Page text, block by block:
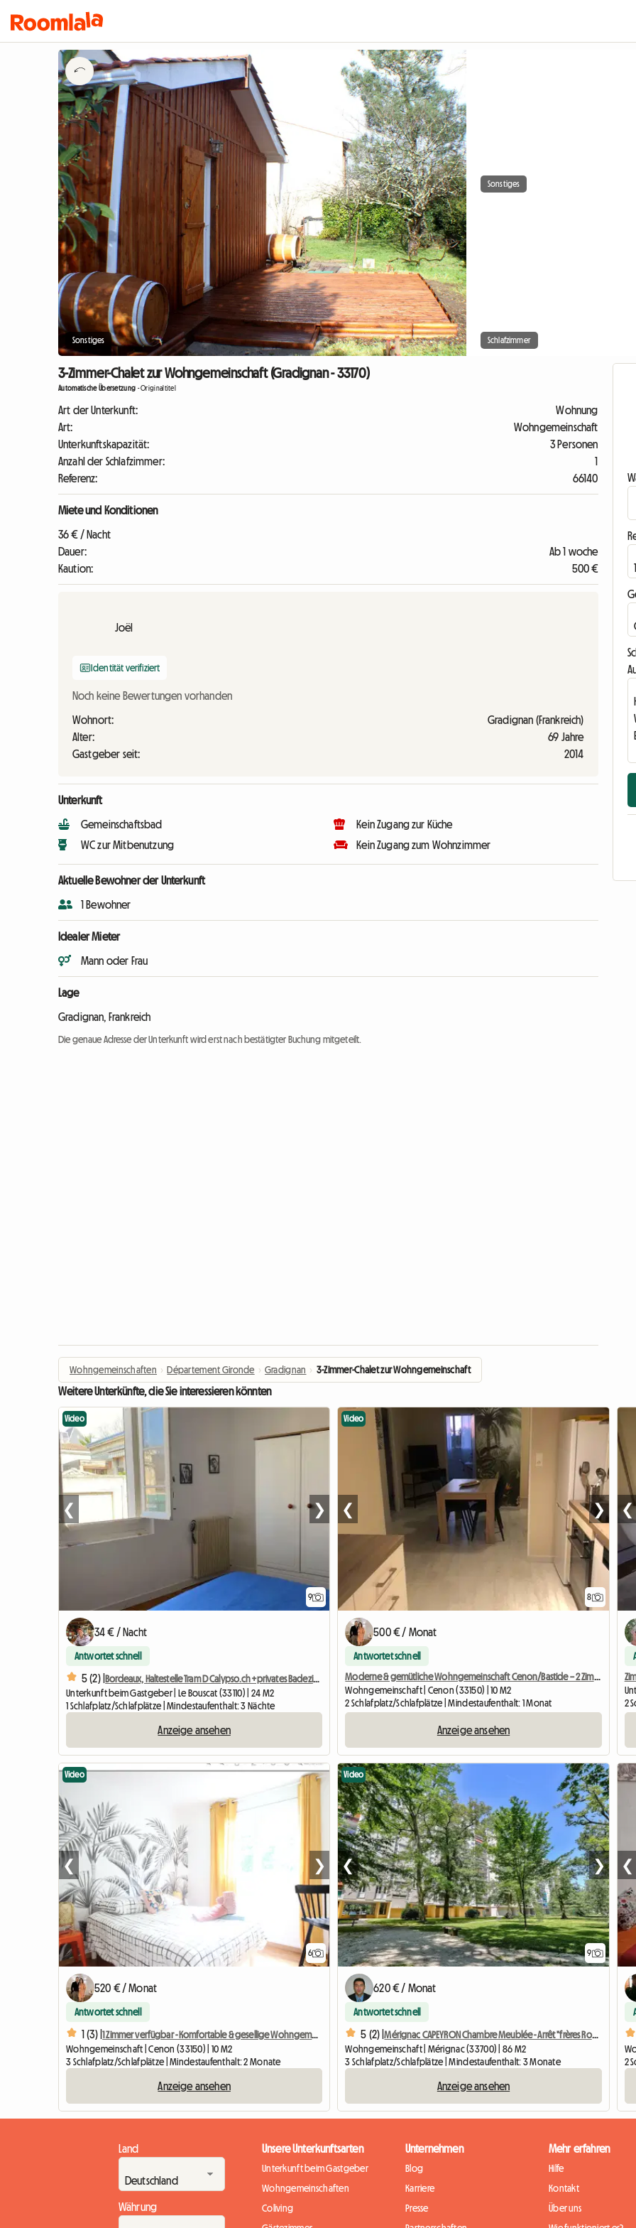
Sonstiges
Sonstiges
Schlafzimmer
3-Zimmer-Chalet zur Wohngemeinschaft (Gradignan - 33170)
Automatische Übersetzung -Originaltitel
Art der Unterkunft:
Wohnung
Art:
Wohngemeinschaft
Unterkunftskapazität:
3 Personen
Anzahl der Schlafzimmer:
1
Referenz:
66140
Miete und Konditionen
36 € / Nacht
Dauer:
Ab 1 woche
Kaution:
500 €
Joël
Identität verifiziert
Noch keine Bewertungen vorhanden
Wohnort:
Gradignan (Frankreich)
Alter:
69 Jahre
Gastgeber seit:
2014
Unterkunft
Gemeinschaftsbad
WC zur Mitbenutzung
Kein Zugang zur Küche
Kein Zugang zum Wohnzimmer
Aktuelle Bewohner der Unterkunft
1 Bewohner
Idealer Mieter
Mann oder Frau
Lage
Gradignan, Frankreich
Die genaue Adresse der Unterkunft wird erst nach bestätigter Buchung mitgeteilt.
Wohngemeinschaften › Département Gironde › Gradignan › 3-Zimmer-Chalet zur Wohngemeinschaft
Weitere Unterkünfte, die Sie interessieren könnten
9
Video
❮ ❯
34 € / Nacht
Antwortet schnell
5 (2) |
Bordeaux, Haltestelle Tram D Calypso.ch+privates Badezimmer+WC
Unterkunft beim Gastgeber | Le Bouscat (33110) | 24 M2
1 Schlafplatz/Schlafplätze | Mindestaufenthalt: 3 Nächte
Anzeige ansehen
8
Video
❮ ❯
500 € / Monat
Antwortet schnell
Moderne & gemütliche Wohngemeinschaft Cenon/Bastide – 2 Zimmer verfügbar
Wohngemeinschaft | Cenon (33150) | 10 M2
2 Schlafplatz/Schlafplätze | Mindestaufenthalt: 1 Monat
Anzeige ansehen
❮
2
6
Video
❮ ❯
520 € / Monat
Antwortet schnell
1 (3) |
1 Zimmer verfügbar - Komfortable & gesellige Wohngemeinschaft
Wohngemeinschaft | Cenon (33150) | 10 M2
3 Schlafplatz/Schlafplätze | Mindestaufenthalt: 2 Monate
Anzeige ansehen
9
Video
❮ ❯
620 € / Monat
Antwortet schnell
5 (2) |
Mérignac CAPEYRON Chambre Meublée - Arrêt "frères Robinson"
Wohngemeinschaft | Mérignac (33700) | 86 M2
3 Schlafplatz/Schlafplätze | Mindestaufenthalt: 3 Monate
Anzeige ansehen
❮
2
Land
Währung
Unsere Unterkunftsarten
Unterkunft beim Gastgeber
Wohngemeinschaften
Coliving
Unternehmen
Blog
Karriere
Presse
Mehr erfahren
Hilfe
Kontakt
Über uns